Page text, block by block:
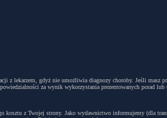
z lekarzem, gdyż nie umożliwia diagnozy choroby. Jeśli masz
za wynik wykorzystania prezentowanych porad lub
z Twojej strony. Jako wydawnictwo informujemy (dla